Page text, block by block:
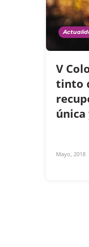
V
tinto
única
Mayo, 2018